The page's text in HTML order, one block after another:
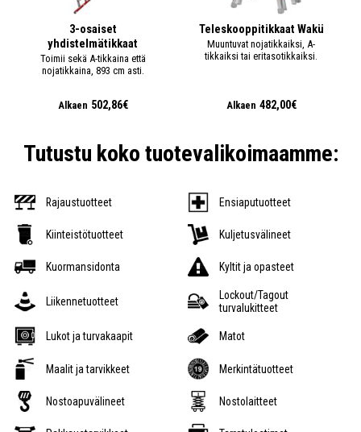
3-osaiset
yhdistelmätikkaat
Toimii sekä A-tikkaina että
nojatikkaina, 893 cm asti.
Alkaen 502,86€
Teleskooppitikkaat Wakü
Muuntuvat nojatikkaiksi, A-
tikkaiksi tai eritasotikkaiksi.
Alkaen 482,00€
Tutustu koko tuotevalikoimaamme:
Rajaustuotteet Ensiaputuotteet
Kiinteistötuotteet Kuljetusvälineet
Kuormansidonta Kyltit ja opasteet
Liikennetuotteet
Lockout/Tagout
turvalukitteet
Lukot ja turvakaapit Matot
Maalit ja tarvikkeet Merkintätuotteet
Nostoapuvälineet Nostolaitteet